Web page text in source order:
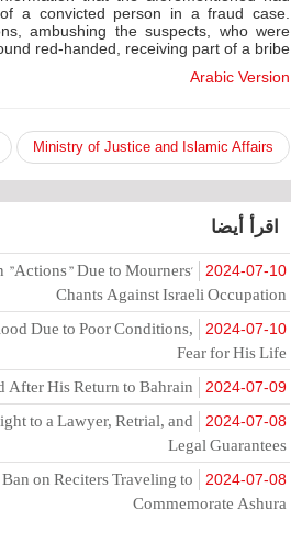
a convicted person in a fraud case.
ambushing the suspects, who were
red-handed, receiving part of a bribe.
Arabic Version
Ministry of Justice and Islamic Affairs
اقرأ أيضا
2024-07-10
"Actions" Due to Mourners'
Chants Against Israeli Occupation
2024-07-10
Due to Poor Conditions,
Fear for His Life
2024-07-09
His Return to Bahrain
2024-07-08
to a Lawyer, Retrial, and
Legal Guarantees
2024-07-08
on Reciters Traveling to
Commemorate Ashura